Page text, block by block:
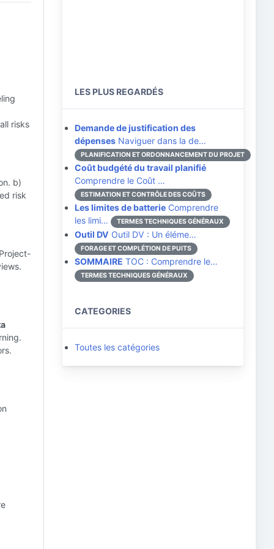
risks
b)
risk
LES PLUS REGARDÉS
Demande de justification des
dépenses Naviguer dans la de…
PLANIFICATION ET ORDONNANCEMENT DU PROJET
Coût budgété du travail planifié
Comprendre le Coût …
ESTIMATION ET CONTRÔLE DES COÛTS
Les limites de batterie Comprendre
les limi…
TERMES TECHNIQUES GÉNÉRAUX
Outil DV Outil DV : Un éléme…
FORAGE ET COMPLÉTION DE PUITS
SOMMAIRE TOC : Comprendre le…
TERMES TECHNIQUES GÉNÉRAUX
CATEGORIES
Toutes les catégories